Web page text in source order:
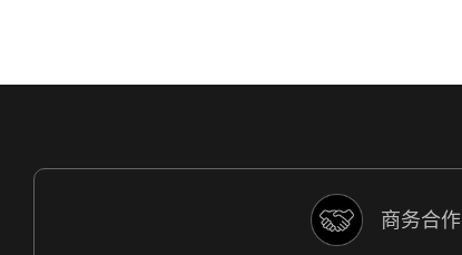
商务合作